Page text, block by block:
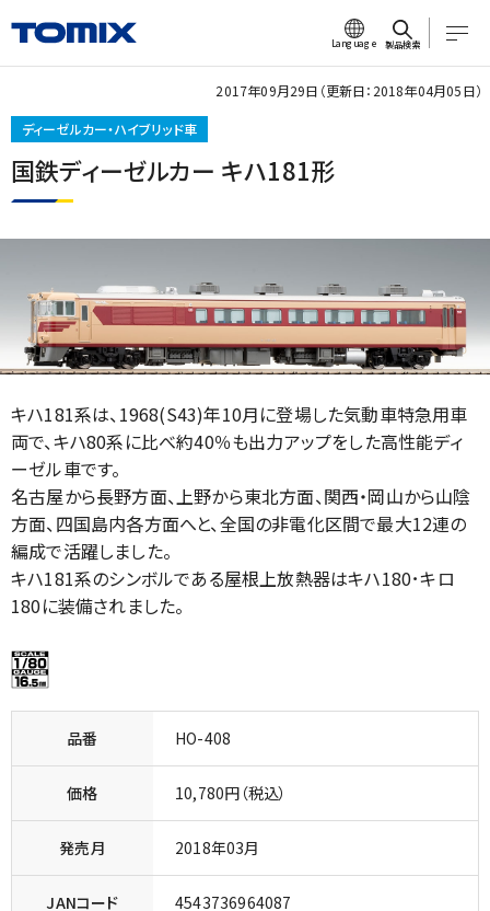
Language 製品検索
ディーゼルカー・ハイブリッド車
国鉄ディーゼルカー キハ181形
2017年09月29日（更新日：2018年04月05日）
キハ181系は、1968(S43)年10月に登場した気動車特急用車
両で、キハ80系に比べ約40％も出力アップをした高性能ディ
ーゼル車です。
名古屋から長野方面、上野から東北方面、関西・岡山から山陰
方面、四国島内各方面へと、全国の非電化区間で最大12連の
編成で活躍しました。
キハ181系のシンボルである屋根上放熱器はキハ180･キロ
180に装備されました。
品番 HO-408
価格 10,780円（税込）
発売月 2018年03月
JANコード 4543736964087